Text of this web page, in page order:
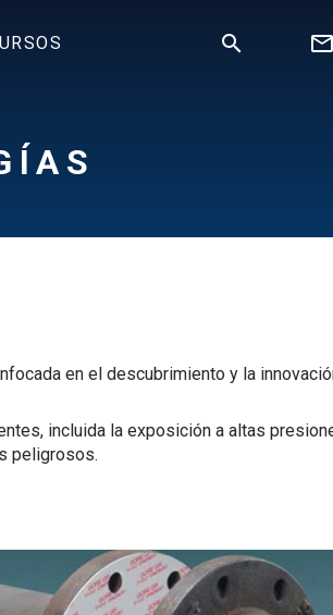
en el descubrimiento y la
incluida la exposición a altas
peligrosos.